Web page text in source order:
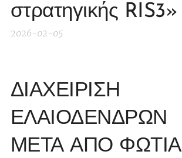
στρατηγικής RIS3»
2026-02-05
ΔΙΑΧΕΙΡΙΣΗ
ΕΛΑΙΟΔΕΝΔΡΩΝ
ΜΕΤΑ ΑΠΟ ΦΩΤΙΑ